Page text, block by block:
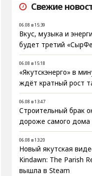
Свежие
06.08 в 15:39
Вкус, музыка и
будет третий
06.08 в 15:18
«Якутскэнерго» в
ждёт кратный рост
06.08 в 13:47
Строительный брак
дороже самого дома
06.08 в 13:20
Новый якутская
Kindawn: The Parish
вышла в Steam